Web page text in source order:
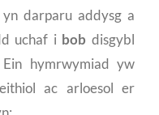
yn darparu addysg a
uchaf i bob disgybl
hymrwymiad yw
ac arloesol er